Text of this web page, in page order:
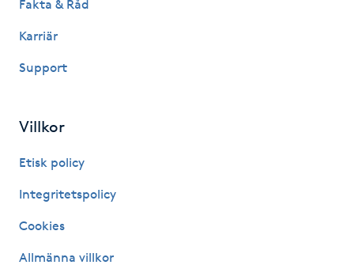
Naglar reparation
NBE-massage
Fakta & Råd
Karriär
Support
Villkor
Etisk policy
Integritetspolicy
Cookies
Allmänna villkor